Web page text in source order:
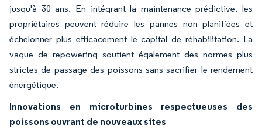
jusqu'à 30 ans. En intégrant la maintenance prédictive, les
propriétaires peuvent réduire les pannes non planifiées et
échelonner plus efficacement le capital de réhabilitation. La
vague de repowering soutient également des normes plus
strictes de passage des poissons sans sacrifier le rendement
énergétique.
Innovations en microturbines respectueuses des
poissons ouvrant de nouveaux sites